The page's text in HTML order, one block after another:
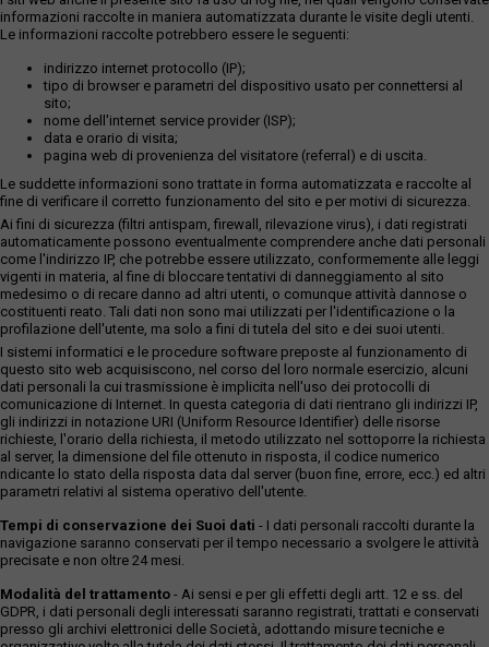
informazioni raccolte in maniera automatizzata durante le visite degli utenti.
Le informazioni raccolte potrebbero essere le seguenti:
indirizzo internet protocollo (IP);
tipo di browser e parametri del dispositivo usato per connettersi al
sito;
nome dell'internet service provider (ISP);
data e orario di visita;
pagina web di provenienza del visitatore (referral) e di uscita.
Le suddette informazioni sono trattate in forma automatizzata e raccolte al
fine di verificare il corretto funzionamento del sito e per motivi di sicurezza.
Ai fini di sicurezza (filtri antispam, firewall, rilevazione virus), i dati registrati
automaticamente possono eventualmente comprendere anche dati personali
come l'indirizzo IP, che potrebbe essere utilizzato, conformemente alle leggi
vigenti in materia, al fine di bloccare tentativi di danneggiamento al sito
medesimo o di recare danno ad altri utenti, o comunque attività dannose o
costituenti reato. Tali dati non sono mai utilizzati per l'identificazione o la
profilazione dell'utente, ma solo a fini di tutela del sito e dei suoi utenti.
I sistemi informatici e le procedure software preposte al funzionamento di
questo sito web acquisiscono, nel corso del loro normale esercizio, alcuni
dati personali la cui trasmissione è implicita nell'uso dei protocolli di
comunicazione di Internet. In questa categoria di dati rientrano gli indirizzi IP,
gli indirizzi in notazione URI (Uniform Resource Identifier) delle risorse
richieste, l'orario della richiesta, il metodo utilizzato nel sottoporre la richiesta
al server, la dimensione del file ottenuto in risposta, il codice numerico
ndicante lo stato della risposta data dal server (buon fine, errore, ecc.) ed altri
parametri relativi al sistema operativo dell'utente.
Tempi di conservazione dei Suoi dati - I dati personali raccolti durante la
navigazione saranno conservati per il tempo necessario a svolgere le attività
precisate e non oltre 24 mesi.
Modalità del trattamento - Ai sensi e per gli effetti degli artt. 12 e ss. del
GDPR, i dati personali degli interessati saranno registrati, trattati e conservati
presso gli archivi elettronici delle Società, adottando misure tecniche e